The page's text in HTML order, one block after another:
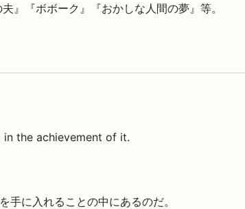
』『ボボーク』『おかしな人間の夢』等。
in the achievement of it.
手に入れることの中にあるのだ。